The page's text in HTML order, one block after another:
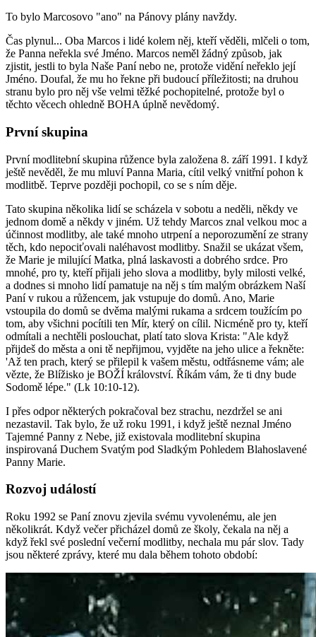
To bylo Marcosovo "ano" na Pánovy plány navždy.
Čas plynul... Oba Marcos i lidé kolem něj, kteří věděli, mlčeli o tom,
že Panna neřekla své Jméno. Marcos neměl žádný způsob, jak
zjistit, jestli to byla Naše Paní nebo ne, protože vidění neřeklo její
Jméno. Doufal, že mu ho řekne při budoucí příležitosti; na druhou
stranu bylo pro něj vše velmi těžké pochopitelné, protože byl o
těchto věcech ohledně BOHA úplně nevědomý.
První skupina
První modlitební skupina růžence byla založena 8. září 1991. I když
ještě nevěděl, že mu mluví Panna Maria, cítil velký vnitřní pohon k
modlitbě. Teprve později pochopil, co se s ním děje.
Tato skupina několika lidí se scházela v sobotu a neděli, někdy ve
jednom domě a někdy v jiném. Už tehdy Marcos znal velkou moc a
účinnost modlitby, ale také mnoho utrpení a neporozumění ze strany
těch, kdo nepociťovali naléhavost modlitby. Snažil se ukázat všem,
že Marie je milující Matka, plná laskavosti a dobrého srdce. Pro
mnohé, pro ty, kteří přijali jeho slova a modlitby, byly milosti velké,
a dodnes si mnoho lidí pamatuje na něj s tím malým obrázkem Naší
Paní v rukou a růžencem, jak vstupuje do domů. Ano, Marie
vstoupila do domů se dvěma malými rukama a srdcem toužícím po
tom, aby všichni pocítili ten Mír, který on cílil. Nicméně pro ty, kteří
odmítali a nechtěli poslouchat, platí tato slova Krista: "Ale když
přijdeš do města a oni tě nepřijmou, vyjděte na jeho ulice a řekněte:
'Až ten prach, který se přilepil k vašem městu, odtřásneme vám; ale
vězte, že Blížisko je BOŽÍ království. Říkám vám, že ti dny bude
Sodomě lépe." (Lk 10:10-12).
I přes odpor některých pokračoval bez strachu, nezdržel se ani
nezastavil. Tak bylo, že už roku 1991, i když ještě neznal Jméno
Tajemné Panny z Nebe, již existovala modlitební skupina
inspirovaná Duchem Svatým pod Sladkým Pohledem Blahoslavené
Panny Marie.
Rozvoj událostí
Roku 1992 se Paní znovu zjevila svému vyvolenému, ale jen
několikrát. Když večer přicházel domů ze školy, čekala na něj a
když řekl své poslední večerní modlitby, nechala mu pár slov. Tady
jsou některé zprávy, které mu dala během tohoto období: